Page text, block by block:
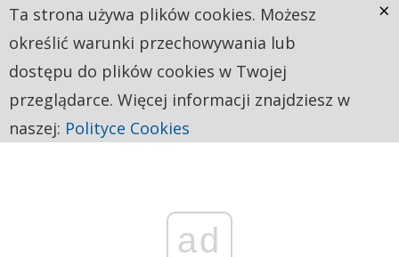
ad
Ta strona używa plików cookies. Możesz
określić warunki przechowywania lub
dostępu do plików cookies w Twojej
przeglądarce. Więcej informacji znajdziesz w
naszej: Polityce Cookies
×